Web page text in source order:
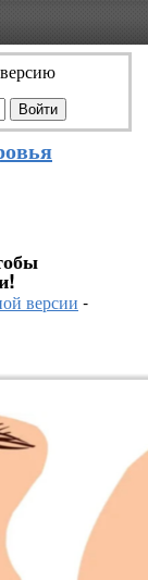
версии -